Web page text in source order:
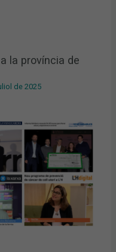
la província de
de 2025